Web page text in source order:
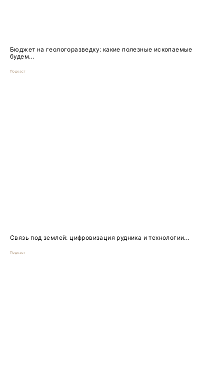
Бюджет на геологоразведку: какие полезные ископаемые
будем...
Подкаст
Связь под землей: цифровизация рудника и технологии...
Подкаст